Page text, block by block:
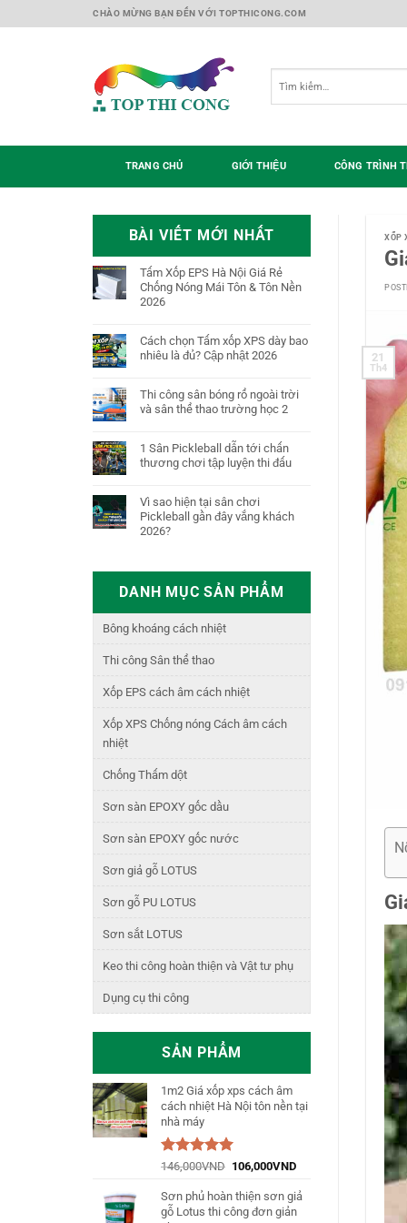
to
CHÀO MỪNG BẠN ĐẾN VỚI TOPTHICONG.COM
kiếm:
TRANG CHỦ GIỚI THIỆU CÔNG TRÌNH
BÀI VIẾT MỚI NHẤT
Tấm Xốp EPS Hà Nội Giá Rẻ
Chống Nóng Mái Tôn & Tôn Nền
2026
Cách chọn Tấm xốp XPS dày bao
nhiêu là đủ? Cập nhật 2026
Thi công sân bóng rổ ngoài trời
và sân thể thao trường học 2
1 Sân Pickleball dẫn tới chấn
thương chơi tập luyện thi đấu
Vì sao hiện tại sân chơi
Pickleball gần đây vắng khách
2026?
DANH MỤC SẢN PHẨM
Bông khoáng cách nhiệt
Thi công Sân thể thao
Xốp EPS cách âm cách nhiệt
Xốp XPS Chống nóng Cách âm cách
nhiệt
Chống Thấm dột
Sơn sàn EPOXY gốc dầu
Sơn sàn EPOXY gốc nước
Sơn giả gỗ LOTUS
Sơn gỗ PU LOTUS
Sơn sắt LOTUS
Keo thi công hoàn thiện và Vật tư phụ
Dụng cụ thi công
SẢN PHẨM
1m2 Giá xốp xps cách âm
cách nhiệt Hà Nội tôn nền tại
nhà máy
Được xếp
sao
146,000VND 106,000VND
Sơn phủ hoàn thiện sơn giả
gỗ Lotus thi công đơn giản
XỐP
21
Th4